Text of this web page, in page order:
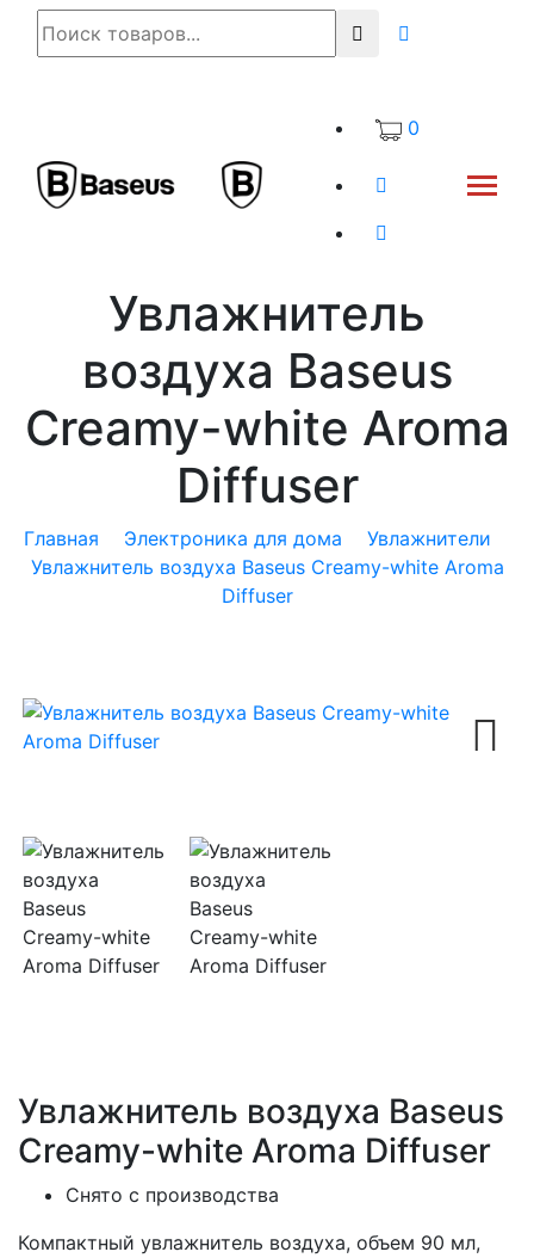
0
Увлажнитель
воздуха Baseus
Creamy-white Aroma
Diffuser
Главная Электроника для дома
Увлажнители
Увлажнитель воздуха Baseus Creamy-white Aroma
Diffuser
Увлажнитель воздуха Baseus
Creamy-white Aroma Diffuser
Снято с производства
Компактный увлажнитель воздуха, объем 90 мл,